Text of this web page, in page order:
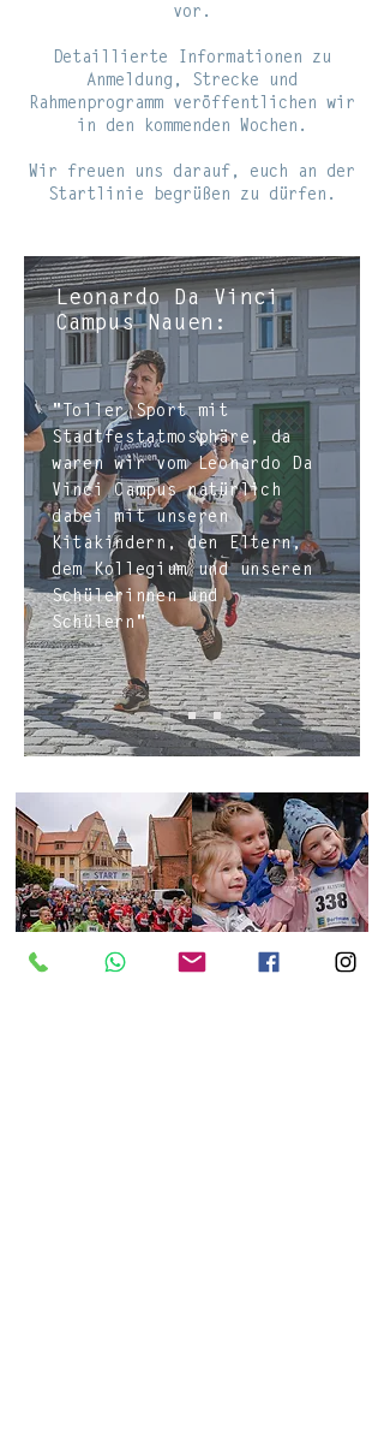
vor.
Detaillierte Informationen zu
Anmeldung, Strecke und
Rahmenprogramm veröffentlichen wir
in den kommenden Wochen.
Wir freuen uns darauf, euch an der
Startlinie begrüßen zu dürfen.
Leonardo Da Vinci
Campus Nauen:
"Toller Sport mit
Stadtfestatmosphäre, da
waren wir vom Leonardo Da
Vinci Campus natürlich
dabei mit unseren
Kitakindern, den Eltern,
dem Kollegium und unseren
Schülerinnen und
Schülern"